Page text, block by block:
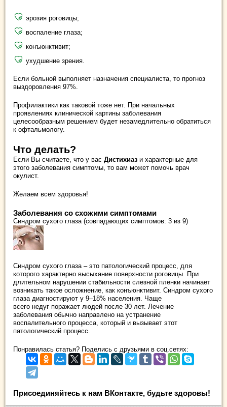
эрозия роговицы;
воспаление глаза;
конъюнктивит;
ухудшение зрения.
Если больной выполняет назначения специалиста, то прогноз
выздоровления 97%.
Профилактики как таковой тоже нет. При начальных
проявлениях клинической картины заболевания
целесообразным решением будет незамедлительно обратиться
к офтальмологу.
Что делать?
Если Вы считаете, что у вас Дистихиаз и характерные для
этого заболевания симптомы, то вам может помочь врач
окулист.
Желаем всем здоровья!
Заболевания со схожими симптомами
Синдром сухого глаза (совпадающих симптомов: 3 из 9)
Синдром сухого глаза – это патологический процесс, для
которого характерно высыхание поверхности роговицы. При
длительном нарушении стабильности слезной пленки начинает
возникать такое осложнение, как конъюнктивит. Синдром сухого
глаза диагностируют у 9–18% населения. Чаще
всего недуг поражает людей после 30 лет. Лечение
заболевания обычно направлено на устранение
воспалительного процесса, который и вызывает этот
патологический процесс.
Понравилась статья? Поделись с друзьями в соц.сетях:
Присоединяйтесь к нам ВКонтакте, будьте здоровы!